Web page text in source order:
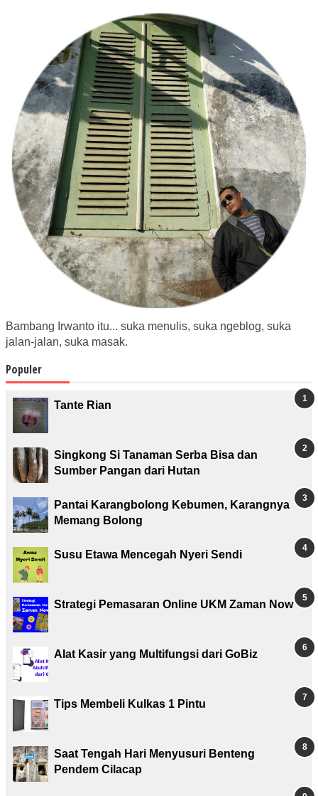
Bambang Irwanto itu... suka menulis, suka ngeblog, suka
jalan-jalan, suka masak.
Populer
Tante Rian
Singkong Si Tanaman Serba Bisa dan
Sumber Pangan dari Hutan
Pantai Karangbolong Kebumen, Karangnya
Memang Bolong
Susu Etawa Mencegah Nyeri Sendi
Strategi Pemasaran Online UKM Zaman Now
Alat Kasir yang Multifungsi dari GoBiz
Tips Membeli Kulkas 1 Pintu
Saat Tengah Hari Menyusuri Benteng
Pendem Cilacap